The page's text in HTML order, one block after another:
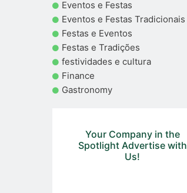
Eventos e Festas
Eventos e Festas Tradicionais
Festas e Eventos
Festas e Tradições
festividades e cultura
Finance
Gastronomy
Your Company in the
Spotlight Advertise with
Us!